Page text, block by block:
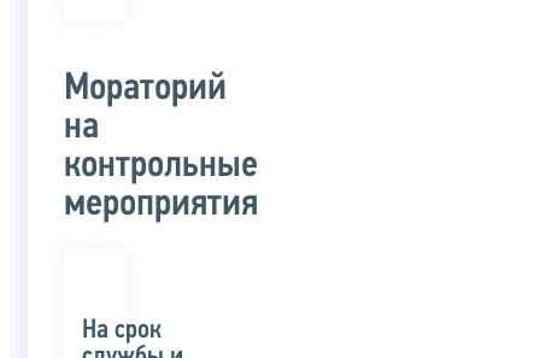
Мораторий
на
контрольные
мероприятия
На срок